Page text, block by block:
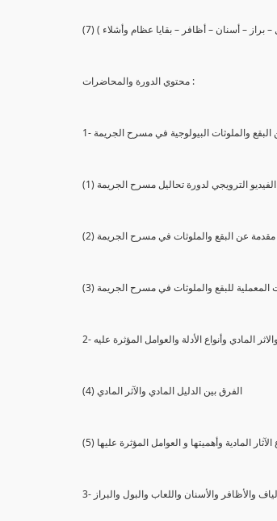
– براز – أسنان – أظافر – بقايا عظام وأشلاء )
محتوي الدورة والمحاضرات :
البقع والملوثات البيولوجية في مسرح الجريمة
(1) الفيديو الترويجي لدورة تحاليل مسرح الجريمة
(2) مقدمة عن البقع والملوثات في مسرح الجريمة
المعملية للبقع والملوثات في مسرح الجريمة
المادي وأنواع الأدلة والعوامل المؤثرة عليه
(4) الفرق بين الدليل المادي والآثر المادي
الآثار المادية وأهميتها و العوامل المؤثرة عليها
والأظافر والأسنان واللعاب والبول والبراز